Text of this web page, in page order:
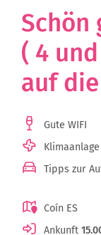
( 4
auf
Klimaanlage
Tipps zur
Ankunft